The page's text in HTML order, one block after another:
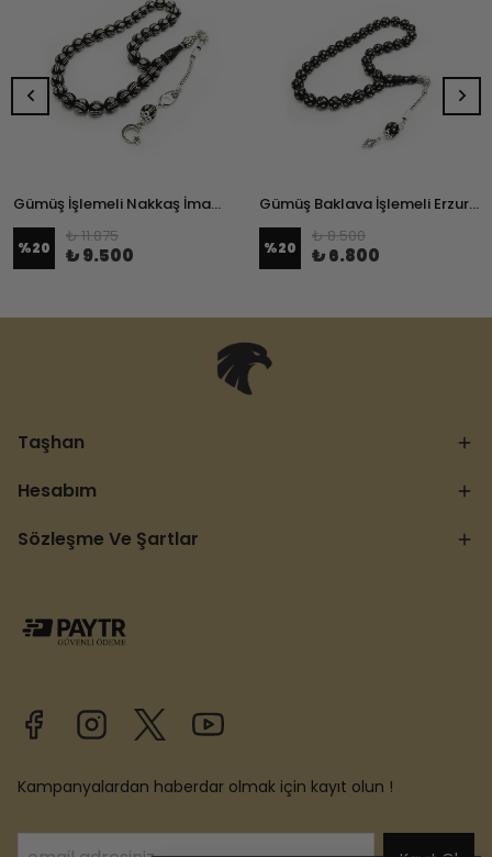
Gümüş İşlemeli Nakkaş İmameli Erzurum Oltu Taşı Tesbih
%20
₺ 11.875
₺ 9.500
Gümüş Baklava İşlemeli Erzurum Oltu Taşı Tesbih
%20
₺ 8.500
₺ 6.800
Taşhan
Hesabım
Sözleşme Ve Şartlar
Kampanyalardan haberdar olmak için kayıt olun !